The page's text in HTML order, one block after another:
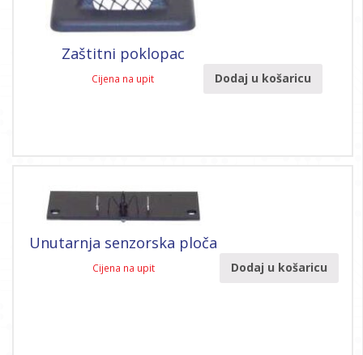
Zaštitni poklopac
Cijena na upit Dodaj u košaricu
Unutarnja senzorska ploča
Cijena na upit Dodaj u košaricu